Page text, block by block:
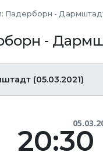
Падерборн -
-
(05.03.2021)